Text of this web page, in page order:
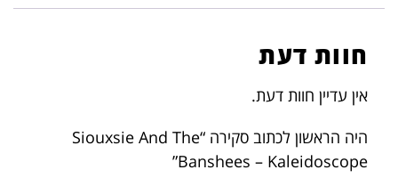
חוות דעת
אין עדיין חוות דעת.
היה הראשון לכתוב סקירה “Siouxsie And The
Banshees – Kaleidoscope”